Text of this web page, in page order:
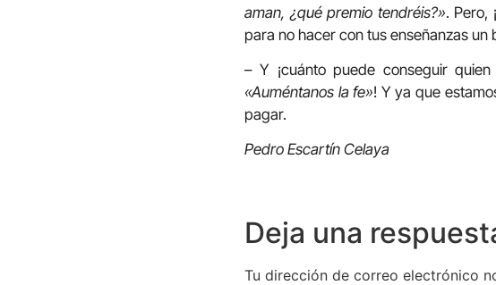
aman, ¿qué premio tendréis?». Pero,
para no hacer con tus enseñanzas un
– Y ¡cuánto puede conseguir
«Auméntanos la fe»! Y ya que
pagar.
Pedro Escartín Celaya
Deja una
Tu dirección de correo electrónico